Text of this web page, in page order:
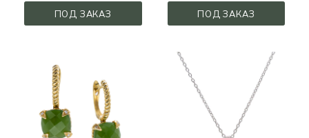
ПОД ЗАКАЗ ПОД ЗАКАЗ